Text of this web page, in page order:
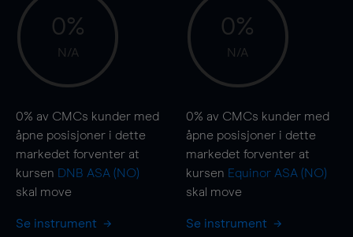
0%
N/A
0% av CMCs kunder med
åpne posisjoner i dette
markedet forventer at
kursen DNB ASA (NO)
skal move
Se instrument
0%
N/A
0% av CMCs kunder med
åpne posisjoner i dette
markedet forventer at
kursen Equinor ASA (NO)
skal move
Se instrument